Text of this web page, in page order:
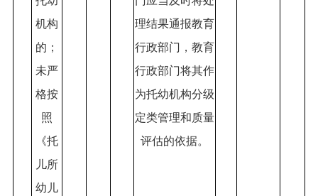
机构
的；
未严
格按
照
《托
儿所
幼儿
理结果通报教育
行政部门，教育
行政部门将其作
为托幼机构分级
定类管理和质量
评估的依据。